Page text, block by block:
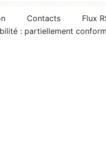
Contacts
Flux
: partiellement